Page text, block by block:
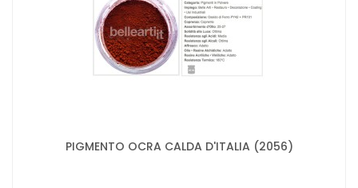
PIGMENTO OCRA CALDA D'ITALIA (2056)